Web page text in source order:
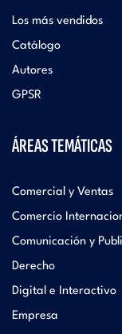
Los más vendidos
Catálogo
Autores
GPSR
ÁREAS TEMÁTICAS
Comercial y Ventas
Comercio
Comunicación y
Derecho
Digital e Interactivo
Empresa